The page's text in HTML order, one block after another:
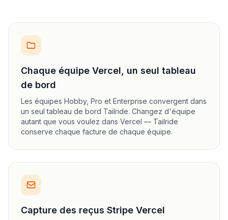
Chaque équipe Vercel, un seul tableau
de bord
Les équipes Hobby, Pro et Enterprise convergent dans
un seul tableau de bord Tailride. Changez d'équipe
autant que vous voulez dans Vercel — Tailride
conserve chaque facture de chaque équipe.
Capture des reçus Stripe Vercel